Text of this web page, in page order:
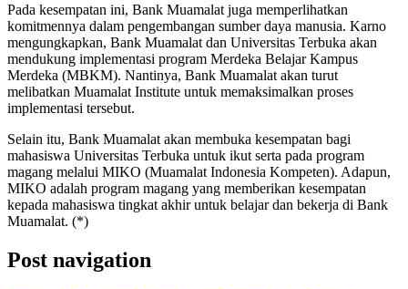
Pada kesempatan ini, Bank Muamalat juga memperlihatkan
komitmennya dalam pengembangan sumber daya manusia. Karno
mengungkapkan, Bank Muamalat dan Universitas Terbuka akan
mendukung implementasi program Merdeka Belajar Kampus
Merdeka (MBKM). Nantinya, Bank Muamalat akan turut
melibatkan Muamalat Institute untuk memaksimalkan proses
implementasi tersebut.
Selain itu, Bank Muamalat akan membuka kesempatan bagi
mahasiswa Universitas Terbuka untuk ikut serta pada program
magang melalui MIKO (Muamalat Indonesia Kompeten). Adapun,
MIKO adalah program magang yang memberikan kesempatan
kepada mahasiswa tingkat akhir untuk belajar dan bekerja di Bank
Muamalat. (*)
Post navigation